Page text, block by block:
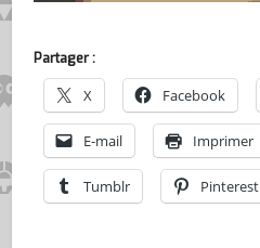
Partager :
X Facebook
E-mail Imprimer
Tumblr Pinterest